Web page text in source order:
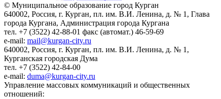
© Муниципальное образование город Курган
640002, Россия, г. Курган, пл. им. В.И. Ленина, д. № 1, Глава
города Кургана, Администрация города Кургана
тел. +7 (3522) 42-88-01 факс (автомат.) 46-59-69
e-mail: mail@kurgan-city.ru
640002, Россия, г. Курган, пл. им. В.И. Ленина, д. № 1,
Курганская городская Дума
тел. +7 (3522) 42-84-00
e-mail: duma@kurgan-city.ru
Управление массовых коммуникаций и общественных
отношений: